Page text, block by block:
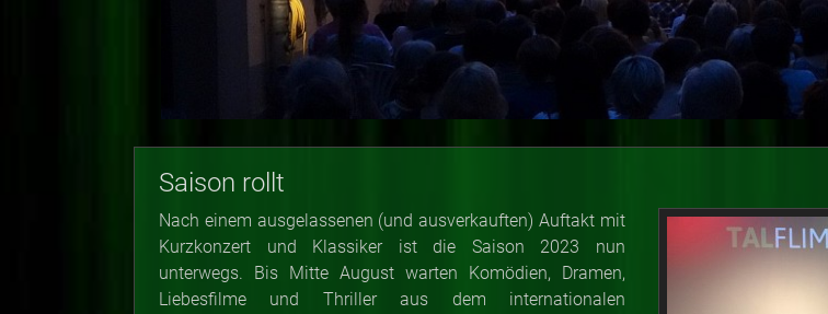
Saison rollt
Nach einem ausgelassenen (und ausverkauften) Auftakt mit
Kurzkonzert und Klassiker ist die Saison 2023 nun
unterwegs. Bis Mitte August warten Komödien, Dramen,
Liebesfilme und Thriller aus dem internationalen